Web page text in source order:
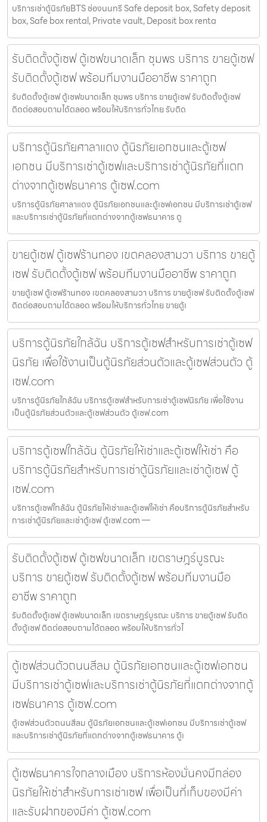
บริการเช่าตู้นิรภัยBTS ช่องนนทรี Safe deposit box, Safety deposit
box, Safe box rental, Private vault, Deposit box renta
รับติดตั้งตู้เซฟ ตู้เซฟขนาดเล็ก ชุมพร บริการ ขายตู้เซฟ
รับติดตั้งตู้เซฟ พร้อมทีมงานมืออาชีพ ราคาถูก
รับติดตั้งตู้เซฟ ตู้เซฟขนาดเล็ก ชุมพร บริการ ขายตู้เซฟ รับติดตั้งตู้เซฟ
ติดต่อสอบถามได้ตลอด พร้อมให้บริการทั่วไทย รับติด
บริการตู้นิรภัยศาลาแดง ตู้นิรภัยเอกชนและตู้เซฟ
เอกชน มีบริการเช่าตู้เซฟและบริการเช่าตู้นิรภัยที่แตก
ต่างจากตู้เซฟธนาคาร ตู้เซฟ.com
บริการตู้นิรภัยศาลาแดง ตู้นิรภัยเอกชนและตู้เซฟเอกชน มีบริการเช่าตู้เซฟ
และบริการเช่าตู้นิรภัยที่แตกต่างจากตู้เซฟธนาคาร ตู
ขายตู้เซฟ ตู้เซฟร้านทอง เขตคลองสามวา บริการ ขายตู้
เซฟ รับติดตั้งตู้เซฟ พร้อมทีมงานมืออาชีพ ราคาถูก
ขายตู้เซฟ ตู้เซฟร้านทอง เขตคลองสามวา บริการ ขายตู้เซฟ รับติดตั้งตู้เซฟ
ติดต่อสอบถามได้ตลอด พร้อมให้บริการทั่วไทย ขายตู้เ
บริการตู้นิรภัยใกล้ฉัน บริการตู้เซฟสำหรับการเช่าตู้เซฟ
นิรภัย เพื่อใช้งานเป็นตู้นิรภัยส่วนตัวและตู้เซฟส่วนตัว ตู้
เซฟ.com
บริการตู้นิรภัยใกล้ฉัน บริการตู้เซฟสำหรับการเช่าตู้เซฟนิรภัย เพื่อใช้งาน
เป็นตู้นิรภัยส่วนตัวและตู้เซฟส่วนตัว ตู้เซฟ.com
บริการตู้เซฟใกล้ฉัน ตู้นิรภัยให้เช่าและตู้เซฟให้เช่า คือ
บริการตู้นิรภัยสำหรับการเช่าตู้นิรภัยและเช่าตู้เซฟ ตู้
เซฟ.com
บริการตู้เซฟใกล้ฉัน ตู้นิรภัยให้เช่าและตู้เซฟให้เช่า คือบริการตู้นิรภัยสำหรับ
การเช่าตู้นิรภัยและเช่าตู้เซฟ ตู้เซฟ.com —
รับติดตั้งตู้เซฟ ตู้เซฟขนาดเล็ก เขตราษฎร์บูรณะ
บริการ ขายตู้เซฟ รับติดตั้งตู้เซฟ พร้อมทีมงานมือ
อาชีพ ราคาถูก
รับติดตั้งตู้เซฟ ตู้เซฟขนาดเล็ก เขตราษฎร์บูรณะ บริการ ขายตู้เซฟ รับติด
ตั้งตู้เซฟ ติดต่อสอบถามได้ตลอด พร้อมให้บริการทั่วไ
ตู้เซฟส่วนตัวถนนสีลม ตู้นิรภัยเอกชนและตู้เซฟเอกชน
มีบริการเช่าตู้เซฟและบริการเช่าตู้นิรภัยที่แตกต่างจากตู้
เซฟธนาคาร ตู้เซฟ.com
ตู้เซฟส่วนตัวถนนสีลม ตู้นิรภัยเอกชนและตู้เซฟเอกชน มีบริการเช่าตู้เซฟ
และบริการเช่าตู้นิรภัยที่แตกต่างจากตู้เซฟธนาคาร ตู้เ
ตู้เซฟธนาคารใจกลางเมือง บริการห้องมั่นคงมีกล่อง
นิรภัยให้เช่าสำหรับการเช่าเซฟ เพื่อเป็นที่เก็บของมีค่า
และรับฝากของมีค่า ตู้เซฟ.com